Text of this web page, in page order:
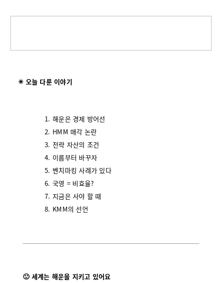
✴️ 오늘 다룬 이야기
해운은 경제 방어선
HMM 매각 논란
전략 자산의 조건
이름부터 바꾸자
벤치마킹 사례가 있다
국영 = 비효율?
지금은 사야 할 때
KMM의 선언
🙂 세계는 해운을 지키고 있어요